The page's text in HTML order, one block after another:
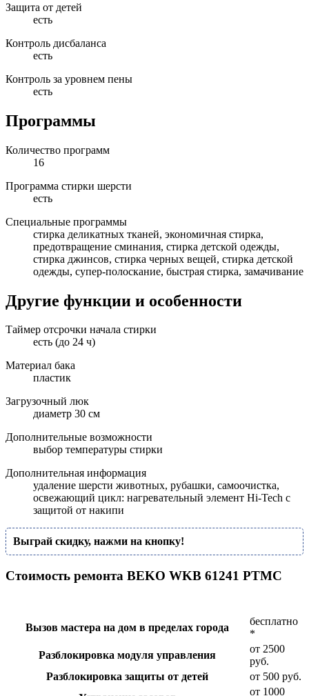
Защита от детей
есть
Контроль дисбаланса
есть
Контроль за уровнем пены
есть
Программы
Количество программ
16
Программа стирки шерсти
есть
Специальные программы
стирка деликатных тканей, экономичная стирка,
предотвращение сминания, стирка детской одежды,
стирка джинсов, стирка черных вещей, стирка детской
одежды, супер-полоскание, быстрая стирка, замачивание
Другие функции и особенности
Таймер отсрочки начала стирки
есть (до 24 ч)
Материал бака
пластик
Загрузочный люк
диаметр 30 см
Дополнительные возможности
выбор температуры стирки
Дополнительная информация
удаление шерсти животных, рубашки, самоочистка,
освежающий цикл: нагревательный элемент Hi-Tech с
защитой от накипи
Выграй скидку, нажми на кнопку!
Стоимость ремонта BEKO WKB 61241 PTMC
Вызов мастера на дом в пределах города
бесплатно
*
Разблокировка модуля управления
от 2500
руб.
Разблокировка защиты от детей
от 500 руб.
от 1000